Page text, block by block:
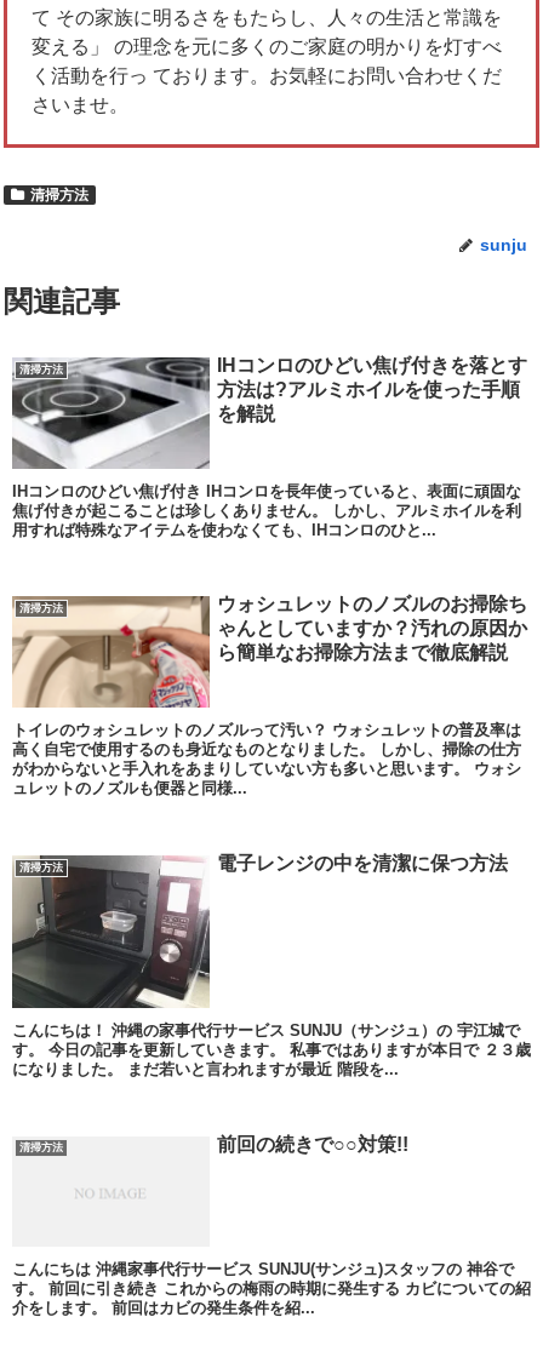
て その家族に明るさをもたらし、人々の生活と常識を
変える」 の理念を元に多くのご家庭の明かりを灯すべ
く活動を行っ ております。お気軽にお問い合わせくだ
さいませ。
清掃方法
sunju
関連記事
清掃方法
IHコンロのひどい焦げ付きを落とす
方法は?アルミホイルを使った手順
を解説
IHコンロのひどい焦げ付き IHコンロを長年使っていると、表面に頑固な
焦げ付きが起こることは珍しくありません。 しかし、アルミホイルを利
用すれば特殊なアイテムを使わなくても、IHコンロのひと...
清掃方法
ウォシュレットのノズルのお掃除ち
ゃんとしていますか？汚れの原因か
ら簡単なお掃除方法まで徹底解説
トイレのウォシュレットのノズルって汚い？ ウォシュレットの普及率は
高く自宅で使用するのも身近なものとなりました。 しかし、掃除の仕方
がわからないと手入れをあまりしていない方も多いと思います。 ウォシ
ュレットのノズルも便器と同様...
清掃方法 電子レンジの中を清潔に保つ方法
こんにちは！ 沖縄の家事代行サービス SUNJU（サンジュ）の 宇江城で
す。 今日の記事を更新していきます。 私事ではありますが本日で ２３歳
になりました。 まだ若いと言われますが最近 階段を...
清掃方法 前回の続きで○○対策!!
こんにちは 沖縄家事代行サービス SUNJU(サンジュ)スタッフの 神谷で
す。 前回に引き続き これからの梅雨の時期に発生する カビについての紹
介をします。 前回はカビの発生条件を紹...